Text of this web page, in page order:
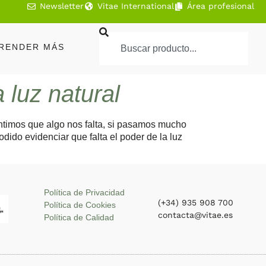
Newsletter Vitae International Área profesional
MÁS
luz natural
que algo nos falta, si pasamos mucho
evidenciar que falta el poder de la luz
Política de Privacidad
Política de Cookies
Política de Calidad
(+34) 935 908 700
contacta@vitae.es